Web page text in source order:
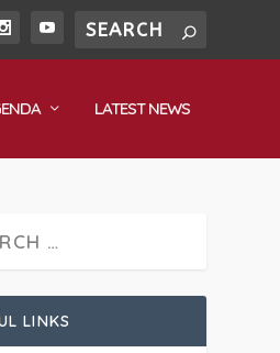
LATEST NEWS
LINKS